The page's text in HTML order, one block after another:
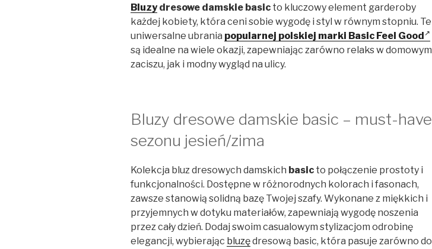
Bluzydresowe damskie basic to kluczowy element garderoby
każdej kobiety, która ceni sobie wygodę i styl w równym stopniu. Te
uniwersalne ubrania popularnej polskiej marki Basic Feel Good
są idealne na wiele okazji, zapewniając zarówno relaks w domowym
zaciszu, jak i modny wygląd na ulicy.
Bluzy dresowe damskie basic – must-have
sezonu jesień/zima
Kolekcja bluz dresowych damskich basic to połączenie prostoty i
funkcjonalności. Dostępne w różnorodnych kolorach i fasonach,
zawsze stanowią solidną bazę Twojej szafy. Wykonane z miękkich i
przyjemnych w dotyku materiałów, zapewniają wygodę noszenia
przez cały dzień. Dodaj swoim casualowym stylizacjom odrobinę
elegancji, wybierając bluzędresową basic, która pasuje zarówno do